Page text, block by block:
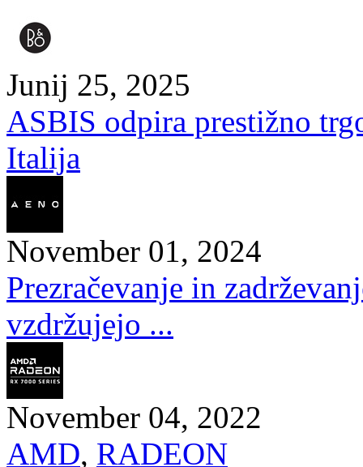
Junij 25, 2025
ASBIS odpira prestižno
Italija
November 01, 2024
Prezračevanje in
vzdržujejo ...
November 04, 2022
AMD, RADEON